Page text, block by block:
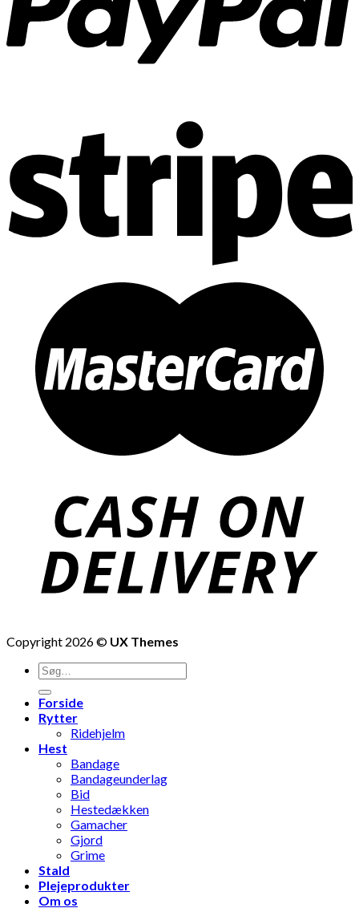
Copyright 2026 © UX Themes
Søg
efter:
Forside
Rytter
Ridehjelm
Hest
Bandage
Bandageunderlag
Bid
Hestedækken
Gamacher
Gjord
Grime
Stald
Plejeprodukter
Om os